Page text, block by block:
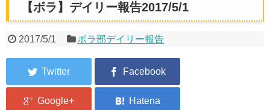
【ボラ】デイリー報告2017/5/1
2017/5/1 ボラ部デイリー報告
写真救済事業
福祉事業
埋蔵発掘/資料整備事業